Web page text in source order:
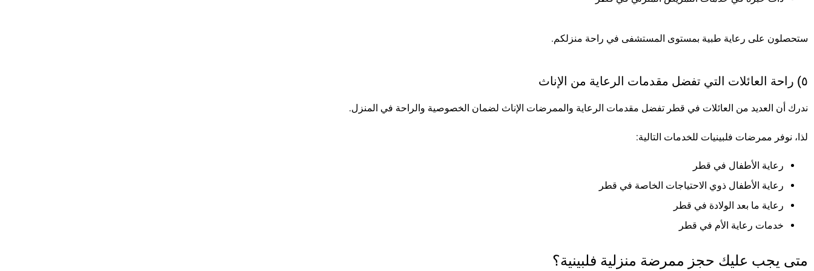
ستحصلون على رعاية طبية بمستوى المستشفى في راحة منزلكم.
٥) راحة العائلات التي تفضل مقدمات الرعاية من الإناث
ندرك أن العديد من العائلات في قطر تفضل مقدمات الرعاية والممرضات الإناث لضمان الخصوصية والراحة في المنزل.
لذا، نوفر ممرضات فلبينيات للخدمات التالية:
رعاية الأطفال في قطر
رعاية الأطفال ذوي الاحتياجات الخاصة في قطر
رعاية ما بعد الولادة في قطر
خدمات رعاية الأم في قطر
متى يجب عليك حجز ممرضة منزلية فلبينية؟